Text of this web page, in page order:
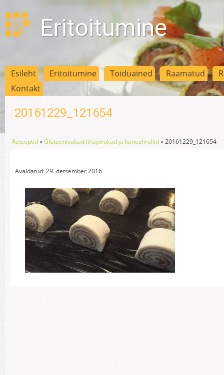
Eritoitumine
Esileht Eritoitumine Toiduained Raamatud
Kontakt
20161229_121654
Retseptid»Gluteenivabad lihapirukad ja kaneelirullid»20161229_121654
Avaldatud: 29. detsember 2016